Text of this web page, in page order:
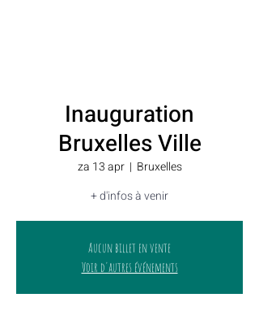
Inauguration
Bruxelles Ville
za 13 apr
  |
Bruxelles
+ d'infos à venir
Aucun billet en vente
Voir d'autres événements